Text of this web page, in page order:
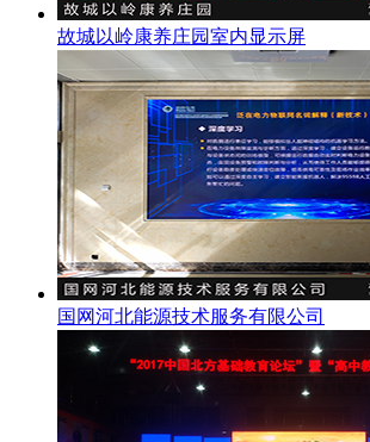
故城以岭康养庄园室内显示屏
国网河北能源技术服务有限公司